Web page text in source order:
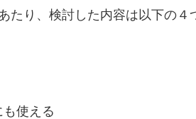
たり、検討した内容は以下の４
使える